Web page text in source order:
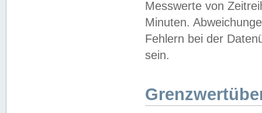
Messwerte von
Minuten.
Fehlern bei der
sein.